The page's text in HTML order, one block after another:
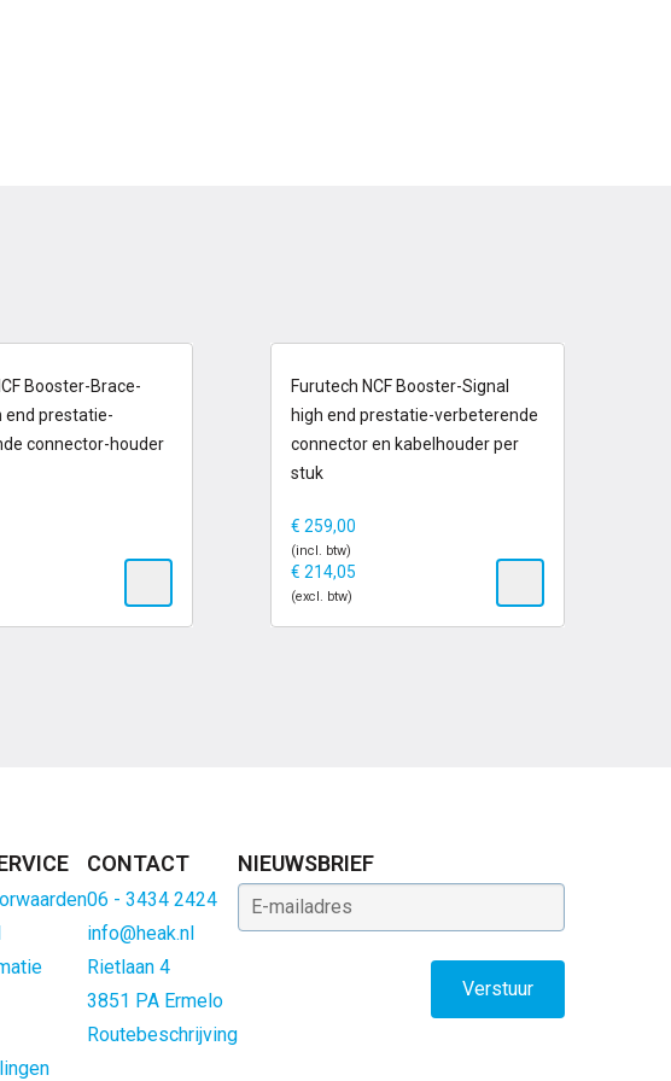
Booster-Brace-
end prestatie-
connector-houder
op voorraad
Furutech NCF Booster-Signal
high end prestatie-verbeterende
connector en kabelhouder per
stuk
€ 259,00
(incl. btw)
€ 214,05
(excl. btw)
CONTACT
06 - 3434 2424
info@heak.nl
Rietlaan 4
3851 PA Ermelo
Routebeschrijving
NIEUWSBRIEF
E-mailadres